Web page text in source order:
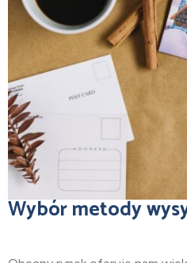
Wybór metody